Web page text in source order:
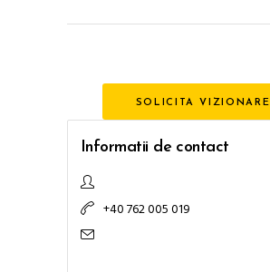
SOLICITA VIZIONARE
Informatii de contact
+40 762 005 019